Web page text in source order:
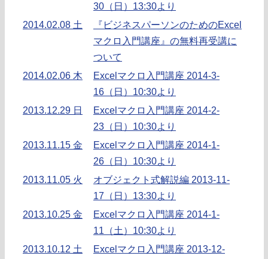
30（日）13:30より
2014.02.08 土
『ビジネスパーソンのためのExcel
マクロ入門講座』の無料再受講に
ついて
2014.02.06 木
Excelマクロ入門講座 2014-3-
16（日）10:30より
2013.12.29 日
Excelマクロ入門講座 2014-2-
23（日）10:30より
2013.11.15 金
Excelマクロ入門講座 2014-1-
26（日）10:30より
2013.11.05 火
オブジェクト式解説編 2013-11-
17（日）13:30より
2013.10.25 金
Excelマクロ入門講座 2014-1-
11（土）10:30より
2013.10.12 土
Excelマクロ入門講座 2013-12-